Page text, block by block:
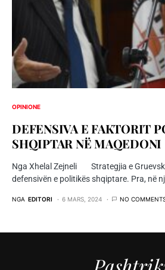
OPINIONE
DEFENSIVA E FAKTORIT
SHQIPTAR NË MAQEDONI
Nga Xhelal Zejneli Strategjia e
defensivën e politikës shqiptare. Pra, në
NGA EDITORI 6 MARS, 2024 NO